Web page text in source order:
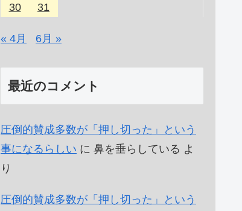
30
31
« 4月 6月 »
最近のコメント
圧倒的賛成多数が「押し切った」という
事になるらしい に 鼻を垂らしている よ
り
圧倒的賛成多数が「押し切った」という